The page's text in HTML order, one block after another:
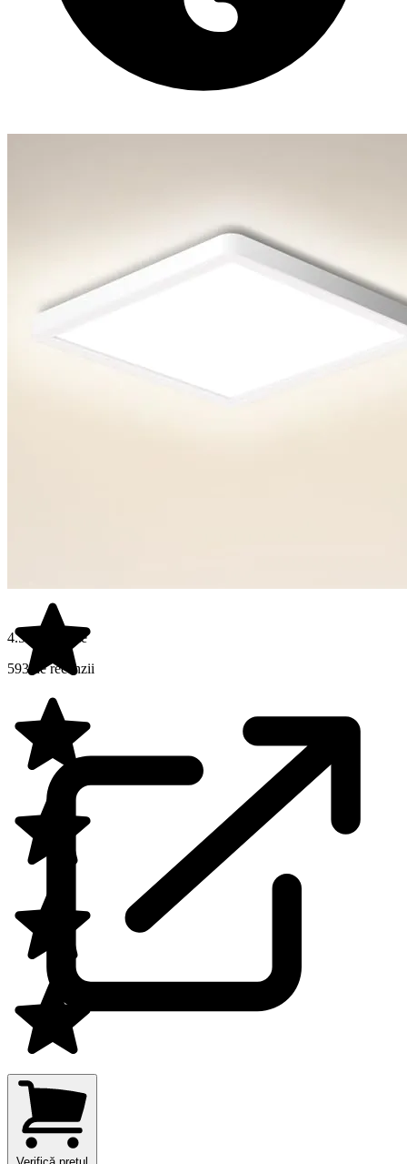
4.5 din 5 stele
593 de recenzii